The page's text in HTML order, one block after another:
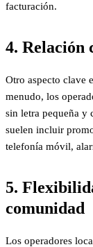
facturación.
4. Relación
Otro aspecto clave
menudo, los
sin letra pequeña y
suelen incluir
telefonía móvil,
5.
comunidad
Los operadores